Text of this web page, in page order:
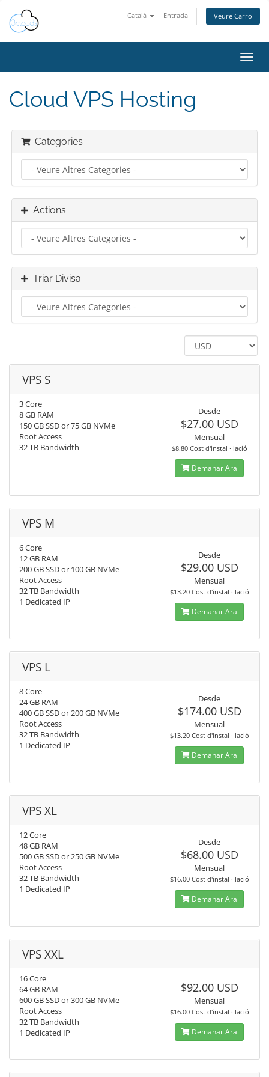
Català Entrada Veure Carro
Cloud VPS Hosting
Categories
Actions
Triar Divisa
VPS S
3 Core
8 GB RAM
150 GB SSD or 75 GB NVMe
Root Access
32 TB Bandwidth
Desde
$27.00 USD
Mensual
$8.80 Cost d'instal · lació
Demanar Ara
VPS M
6 Core
12 GB RAM
200 GB SSD or 100 GB NVMe
Root Access
32 TB Bandwidth
1 Dedicated IP
Desde
$29.00 USD
Mensual
$13.20 Cost d'instal · lació
Demanar Ara
VPS L
8 Core
24 GB RAM
400 GB SSD or 200 GB NVMe
Root Access
32 TB Bandwidth
1 Dedicated IP
Desde
$174.00 USD
Mensual
$13.20 Cost d'instal · lació
Demanar Ara
VPS XL
12 Core
48 GB RAM
500 GB SSD or 250 GB NVMe
Root Access
32 TB Bandwidth
1 Dedicated IP
Desde
$68.00 USD
Mensual
$16.00 Cost d'instal · lació
Demanar Ara
VPS XXL
16 Core
64 GB RAM
600 GB SSD or 300 GB NVMe
Root Access
32 TB Bandwidth
1 Dedicated IP
$92.00 USD
Mensual
$16.00 Cost d'instal · lació
Demanar Ara